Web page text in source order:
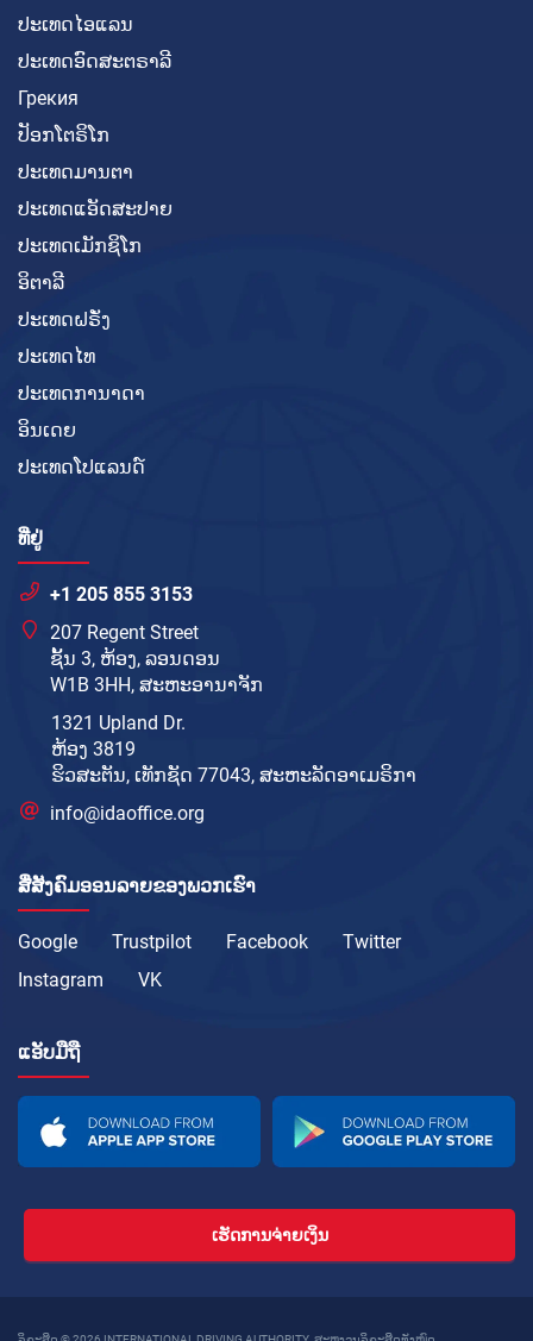
ປະເທດໄອແລນ
ປະເທດອົດສະຕຣາລີ
Грекия
ປັອກໂຕຣິໂກ
ປະເທດມານຕາ
ປະເທດແອັດສະປາຍ
ປະເທດເມັກຊິໂກ
ອິຕາລີ
ປະເທດຝຣັ່ງ
ປະເທດໄທ
ປະເທດການາດາ
ອິນເດຍ
ປະເທດໂປແລນດ໌
ທີ່ຢູ່
+1 205 855 3153
207 Regent Street
ຊັ້ນ 3, ຫ້ອງ, ລອນດອນ
W1B 3HH, ສະຫະອານາຈັກ
1321 Upland Dr.
ຫ້ອງ 3819
ຮິວສະຕັນ, ເທັກຊັດ 77043, ສະຫະລັດອາເມຣິກາ
info@idaoffice.org
ສື່ສັງຄົມອອນລາຍຂອງພວກເຮົາ
Google Trustpilot Facebook
Twitter
Instagram
VK
ແອັບມືຖື
ເຮັດການຈ່າຍເງິນ